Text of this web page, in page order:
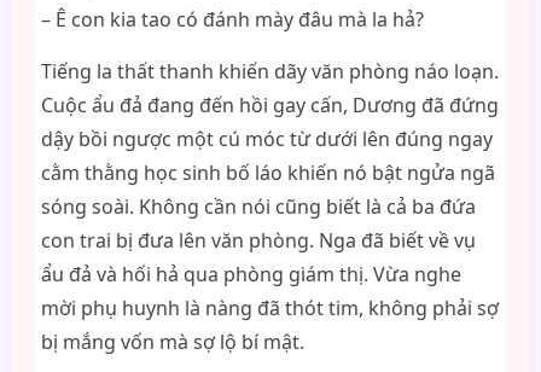
– Ê con kia tao có đánh mày đâu mà la hả?
Tiếng la thất thanh khiến dãy văn phòng náo loạn.
Cuộc ẩu đả đang đến hồi gay cấn, Dương đã đứng
dậy bồi ngược một cú móc từ dưới lên đúng ngay
cằm thằng học sinh bố láo khiến nó bật ngửa ngã
sóng soài. Không cần nói cũng biết là cả ba đứa
con trai bị đưa lên văn phòng. Nga đã biết về vụ
ẩu đả và hối hả qua phòng giám thị. Vừa nghe
mời phụ huynh là nàng đã thót tim, không phải sợ
bị mắng vốn mà sợ lộ bí mật.